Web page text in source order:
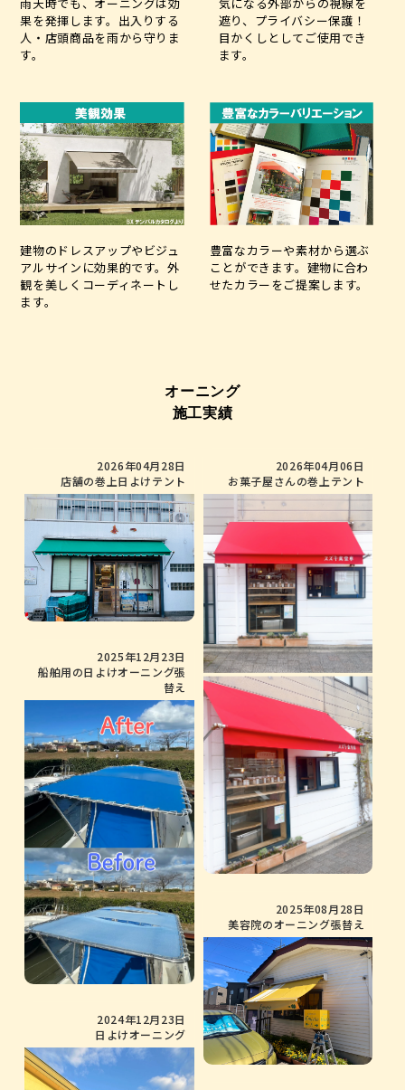
果を発揮します。出入りする
人・店頭商品を雨から守りま
す。
遮り、プライバシー保護！
目かくしとしてご使用でき
ます。
建物のドレスアップやビジュ
アルサインに効果的です。外
観を美しくコーディネートし
ます。
豊富なカラーや素材から選ぶ
ことができます。建物に合わ
せたカラーをご提案します。
オーニング
施工実績
2026年04月28日
店舗の巻上日よけテント
2025年12月23日
船舶用の日よけオーニング張
替え
2024年12月23日
日よけオーニング
2026年04月06日
お菓子屋さんの巻上テント
2025年08月28日
美容院のオーニング張替え